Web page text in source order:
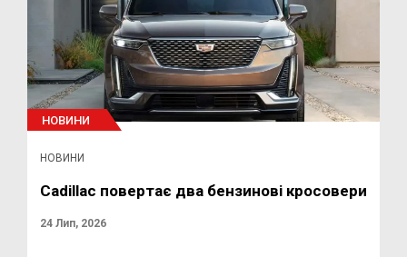
НОВИНИ
НОВИНИ
Cadillac повертає два бензинові кросовери
24 Лип, 2026